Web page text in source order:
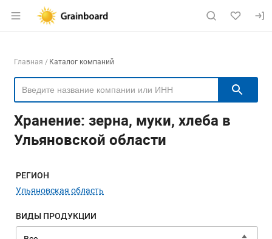
Раздел навигации по сайту
Навигация по компаниям
Главная Каталог компаний
Хранение: зерна, муки, хлеба в
Ульяновской области
Меню навигации
РЕГИОН
Ульяновская область
ВИДЫ ПРОДУКЦИИ